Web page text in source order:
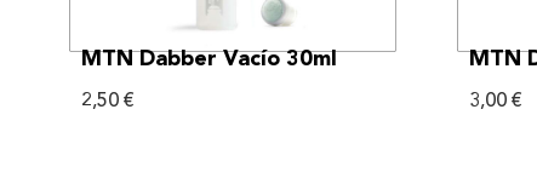
VER MÁS
MTN Dabber Vacío 30ml
2,50 €
MTN
3,00 €